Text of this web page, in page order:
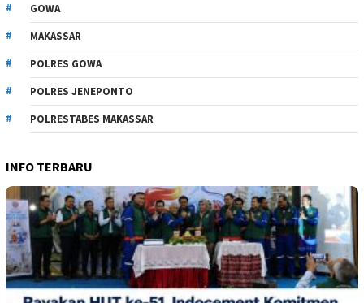
GOWA
MAKASSAR
POLRES GOWA
POLRES JENEPONTO
POLRESTABES MAKASSAR
INFO TERBARU